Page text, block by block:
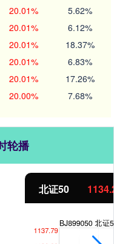
20.01% 5.62%
20.01% 6.12%
20.01% 18.37%
20.01% 6.83%
20.01% 17.26%
20.00% 7.68%
轮播
1.01%